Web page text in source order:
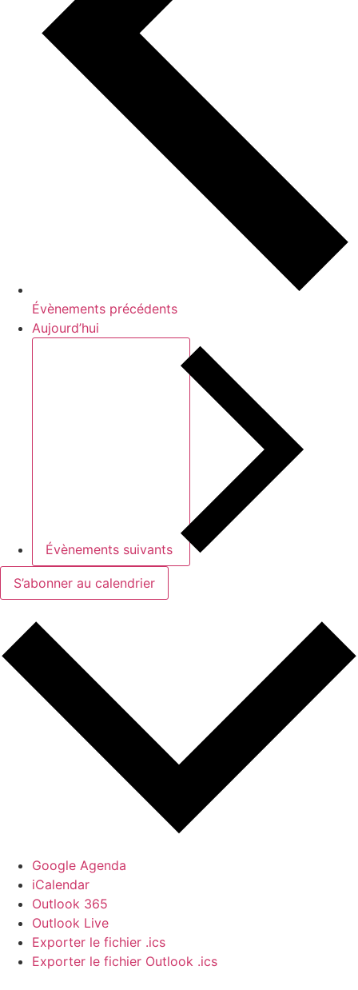
Évènements précédents
Aujourd’hui
Évènements suivants
S’abonner au calendrier
Google Agenda
iCalendar
Outlook 365
Outlook Live
Exporter le fichier .ics
Exporter le fichier Outlook .ics